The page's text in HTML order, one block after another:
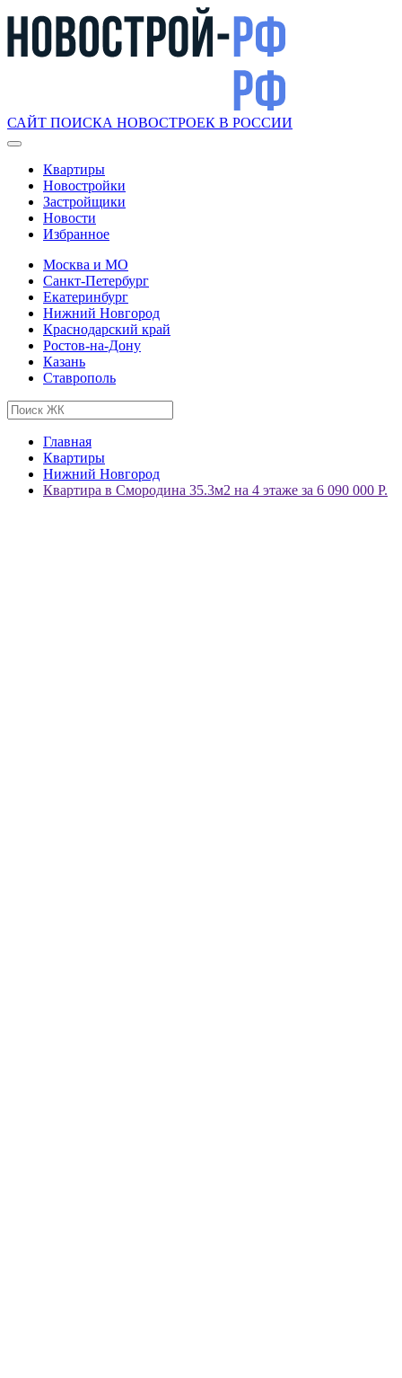
САЙТ ПОИСКА НОВОСТРОЕК В РОССИИ
Квартиры
Новостройки
Застройщики
Новости
Избранное
Москва и МО
Санкт-Петербург
Екатеринбург
Нижний Новгород
Краснодарский край
Ростов-на-Дону
Казань
Ставрополь
Главная
Квартиры
Нижний Новгород
Квартира в Смородина 35.3м2 на 4 этаже за 6 090 000 Р.